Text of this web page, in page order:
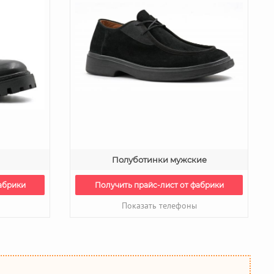
Полуботинки мужские
Получить прайс-лист от фабрики
Показать телефоны